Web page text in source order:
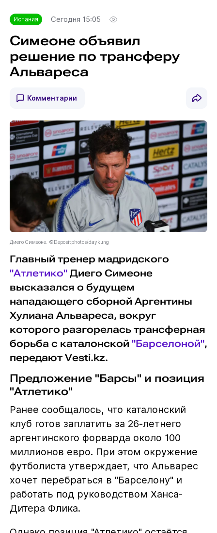
Испания Сегодня 15:05
Симеоне объявил
решение по трансферу
Альвареса
Комментарии
Диего Симеоне. ©Depositphotos/daykung
Главный тренер мадридского
"Атлетико"Диего Симеоне
высказался о будущем
нападающего сборной Аргентины
Хулиана Альвареса, вокруг
которого разгорелась трансферная
борьба с каталонской "Барселоной",
передают Vesti.kz.
Предложение "Барсы" и позиция
"Атлетико"
Ранее сообщалось, что каталонский
клуб готов заплатить за 26-летнего
аргентинского форварда около 100
миллионов евро. При этом окружение
футболиста утверждает, что Альварес
хочет перебраться в "Барселону" и
работать под руководством Ханса-
Дитера Флика.